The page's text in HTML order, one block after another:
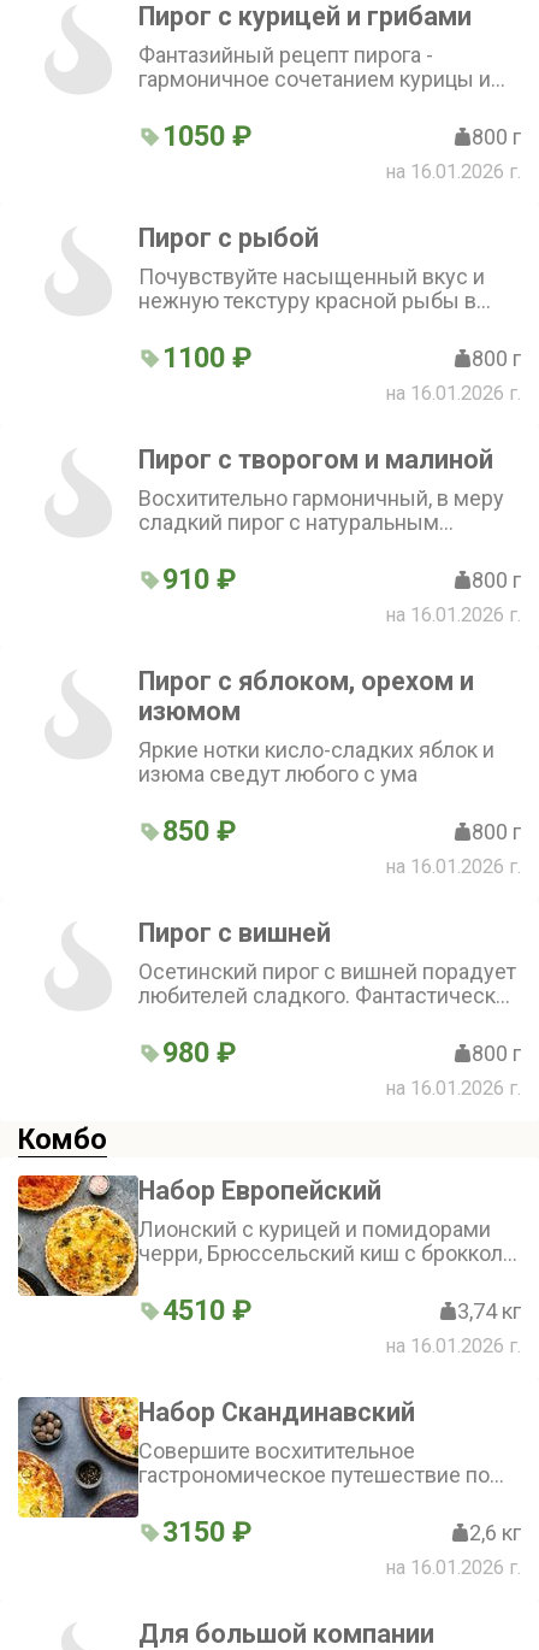
Пирог с курицей и грибами
Фантазийный рецепт пирога -
гармоничное сочетанием курицы и
1050 ₽ 800 г
на 16.01.2026 г.
Пирог с рыбой
Почувствуйте насыщенный вкус и
нежную текстуру красной рыбы в
1100 ₽ 800 г
на 16.01.2026 г.
Пирог с творогом и малиной
Восхитительно гармоничный, в меру
сладкий пирог с натуральным
910 ₽ 800 г
на 16.01.2026 г.
Пирог с яблоком, орехом и
изюмом
Яркие нотки кисло-сладких яблок и
изюма сведут любого с ума
850 ₽ 800 г
на 16.01.2026 г.
Пирог с вишней
Осетинский пирог с вишней порадует
любителей сладкого. Фантастически
980 ₽ 800 г
на 16.01.2026 г.
Комбо
Набор Европейский
Лионский с курицей и помидорами
черри, Брюссельский киш с брокколи,
Финский с натуральной лесной
черникой, Польский с маком и
4510 ₽ 3,74 кг
на 16.01.2026 г.
Набор Скандинавский
Совершите восхитительное
гастрономическое путешествие по
входят: Ирландский пирог с фаршем
из говядины и свинины, Норвежский
киш с красной рыбой и брокколи,
3150 ₽ 2,6 кг
на 16.01.2026 г.
Для большой компании